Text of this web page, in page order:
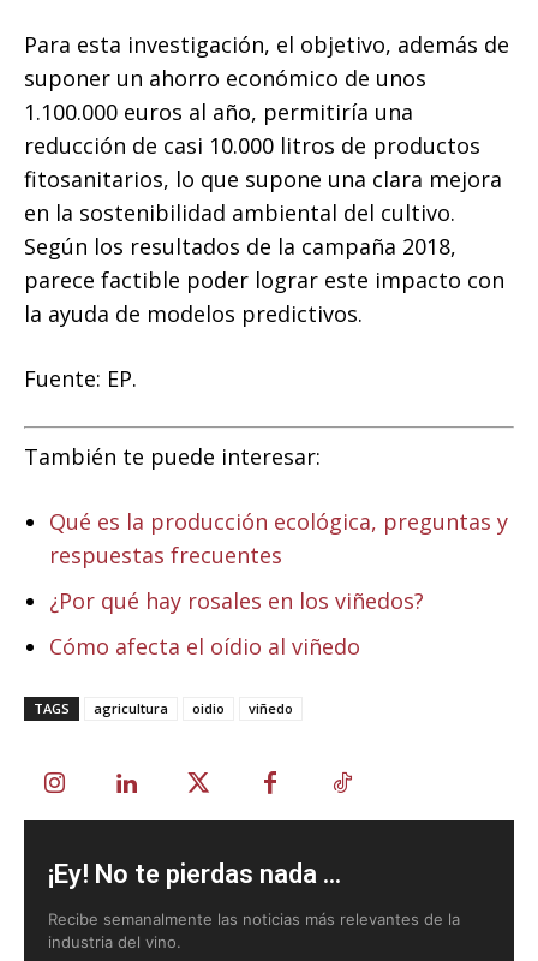
Para esta investigación, el objetivo, además de
suponer un ahorro económico de unos
1.100.000 euros al año, permitiría una
reducción de casi 10.000 litros de productos
fitosanitarios, lo que supone una clara mejora
en la sostenibilidad ambiental del cultivo.
Según los resultados de la campaña 2018,
parece factible poder lograr este impacto con
la ayuda de modelos predictivos.
Fuente: EP.
También te puede interesar:
Qué es la producción ecológica, preguntas y
respuestas frecuentes
¿Por qué hay rosales en los viñedos?
Cómo afecta el oídio al viñedo
TAGS agricultura oidio viñedo
¡Ey! No te pierdas nada ...
Recibe semanalmente las noticias más relevantes de la
industria del vino.